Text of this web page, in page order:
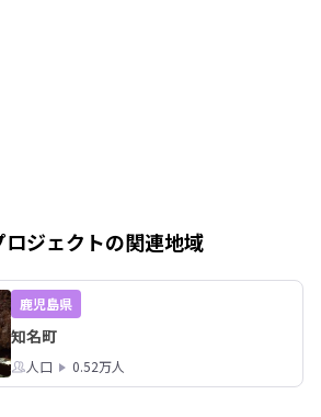
ロジェクトの関連地域
鹿児島県
知名町
人口 0.52万人